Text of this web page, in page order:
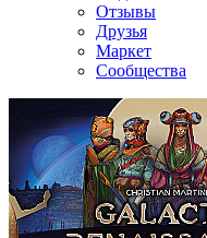
Отзывы
Друзья
Маркет
Сообщества